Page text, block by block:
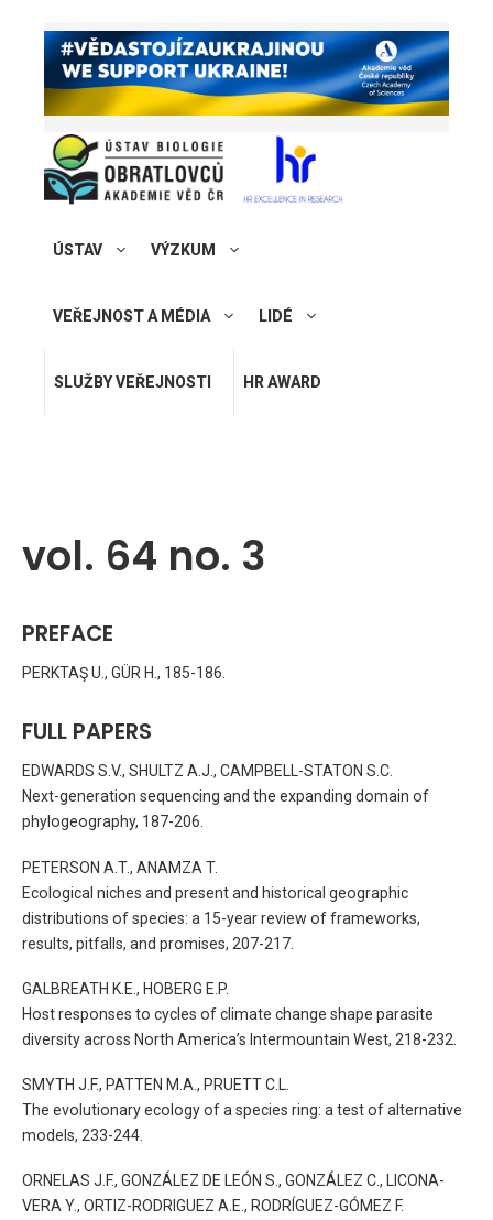
ÚSTAV VÝZKUM
VEŘEJNOST A MÉDIA LIDÉ
SLUŽBY VEŘEJNOSTI HR AWARD
vol. 64 no. 3
PREFACE
PERKTAŞ U., GÜR H., 185-186.
FULL PAPERS
EDWARDS S.V., SHULTZ A.J., CAMPBELL-STATON S.C.
Next-generation sequencing and the expanding domain of
phylogeography, 187-206.
PETERSON A.T., ANAMZA T.
Ecological niches and present and historical geographic
distributions of species: a 15-year review of frameworks,
results, pitfalls, and promises, 207-217.
GALBREATH K.E., HOBERG E.P.
Host responses to cycles of climate change shape parasite
diversity across North America’s Intermountain West, 218-232.
SMYTH J.F., PATTEN M.A., PRUETT C.L.
The evolutionary ecology of a species ring: a test of alternative
models, 233-244.
ORNELAS J.F., GONZÁLEZ DE LEÓN S., GONZÁLEZ C., LICONA-
VERA Y., ORTIZ-RODRIGUEZ A.E., RODRÍGUEZ-GÓMEZ F.